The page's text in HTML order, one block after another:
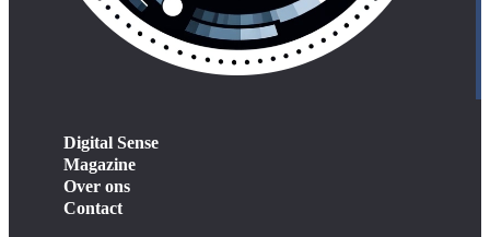
Digital Sense
Magazine
Over ons
Contact